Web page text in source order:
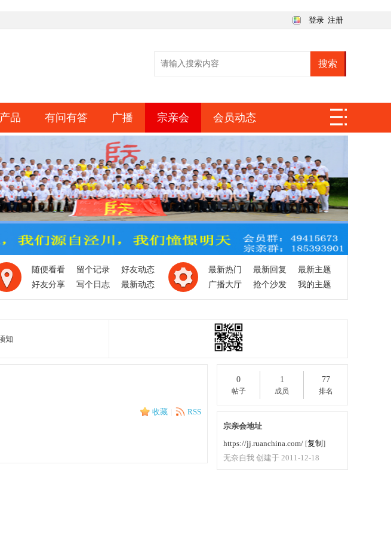
登录 注册
搜索
品 有问有答 广播 宗亲会 会员动态
随便看看 留个记录
好友动态
好友分享
写个日志 最新动态
最新热门 最新回复
最新主题
广播大厅
抢个沙发 我的主题
知
收藏
RSS
0
帖子
1
成员
77
排名
宗亲会地址
https://jj.ruanchina.com/ [复制 ]
无奈自我 创建于 2011-12-18